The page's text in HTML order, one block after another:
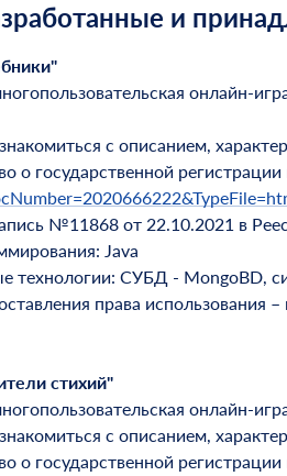
и
онлайн-
с описанием,
о государственной
№11868 от 22.10.2021 в
Java
технологии: СУБД - MongoBD,
права использования
стихий"
онлайн-
с описанием,
о государственной